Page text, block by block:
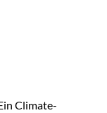
Climate-